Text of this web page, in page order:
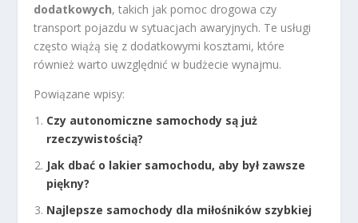
dodatkowych, takich jak pomoc drogowa czy
transport pojazdu w sytuacjach awaryjnych. Te usługi
często wiążą się z dodatkowymi kosztami, które
również warto uwzględnić w budżecie wynajmu.
Powiązane wpisy:
Czy autonomiczne samochody są już
rzeczywistością?
Jak dbać o lakier samochodu, aby był zawsze
piękny?
Najlepsze samochody dla miłośników szybkiej